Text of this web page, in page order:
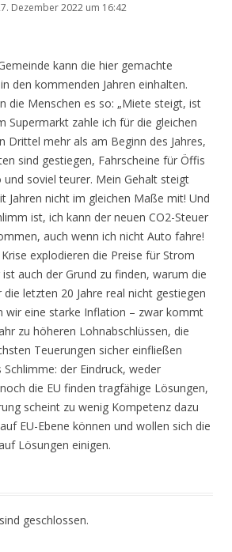
Dezember 2022 um 16:42
kann die hier gemachte
den kommenden Jahren einhalten.
die Menschen es so: „Miete steigt, ist
Supermarkt zahle ich für die gleichen
Drittel mehr als am Beginn des Jahres,
sind gestiegen, Fahrscheine für Öffis
soviel teurer. Mein Gehalt steigt
Jahren nicht im gleichen Maße mit! Und
ist, ich kann der neuen CO2-Steuer
auch wenn ich nicht Auto fahre!
explodieren die Preise für Strom
ist auch der Grund zu finden, warum die
letzten 20 Jahre real nicht gestiegen
wir eine starke Inflation – zwar kommt
zu höheren Lohnabschlüssen, die
Teuerungen sicher einfließen
der Eindruck, weder
die EU finden tragfähige Lösungen,
scheint zu wenig Kompetenz dazu
EU-Ebene können und wollen sich die
Lösungen einigen.
geschlossen.